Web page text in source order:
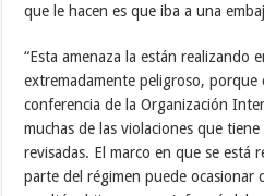
que le hacen es que iba a una
“Esta amenaza la están realizando
extremadamente peligroso, porque
conferencia de la Organización
muchas de las violaciones que
revisadas. El marco en que se está
parte del régimen puede ocasionar